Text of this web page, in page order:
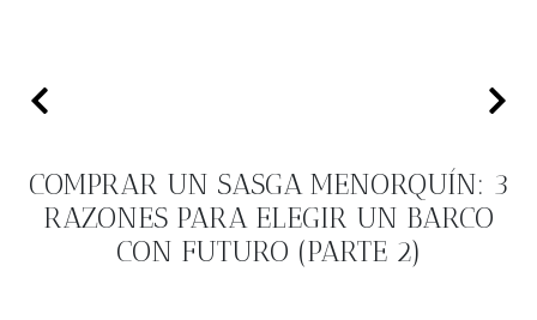
COMPRAR UN SASGA MENORQUÍN: 3
RAZONES PARA ELEGIR UN BARCO
CON FUTURO (PARTE 2)